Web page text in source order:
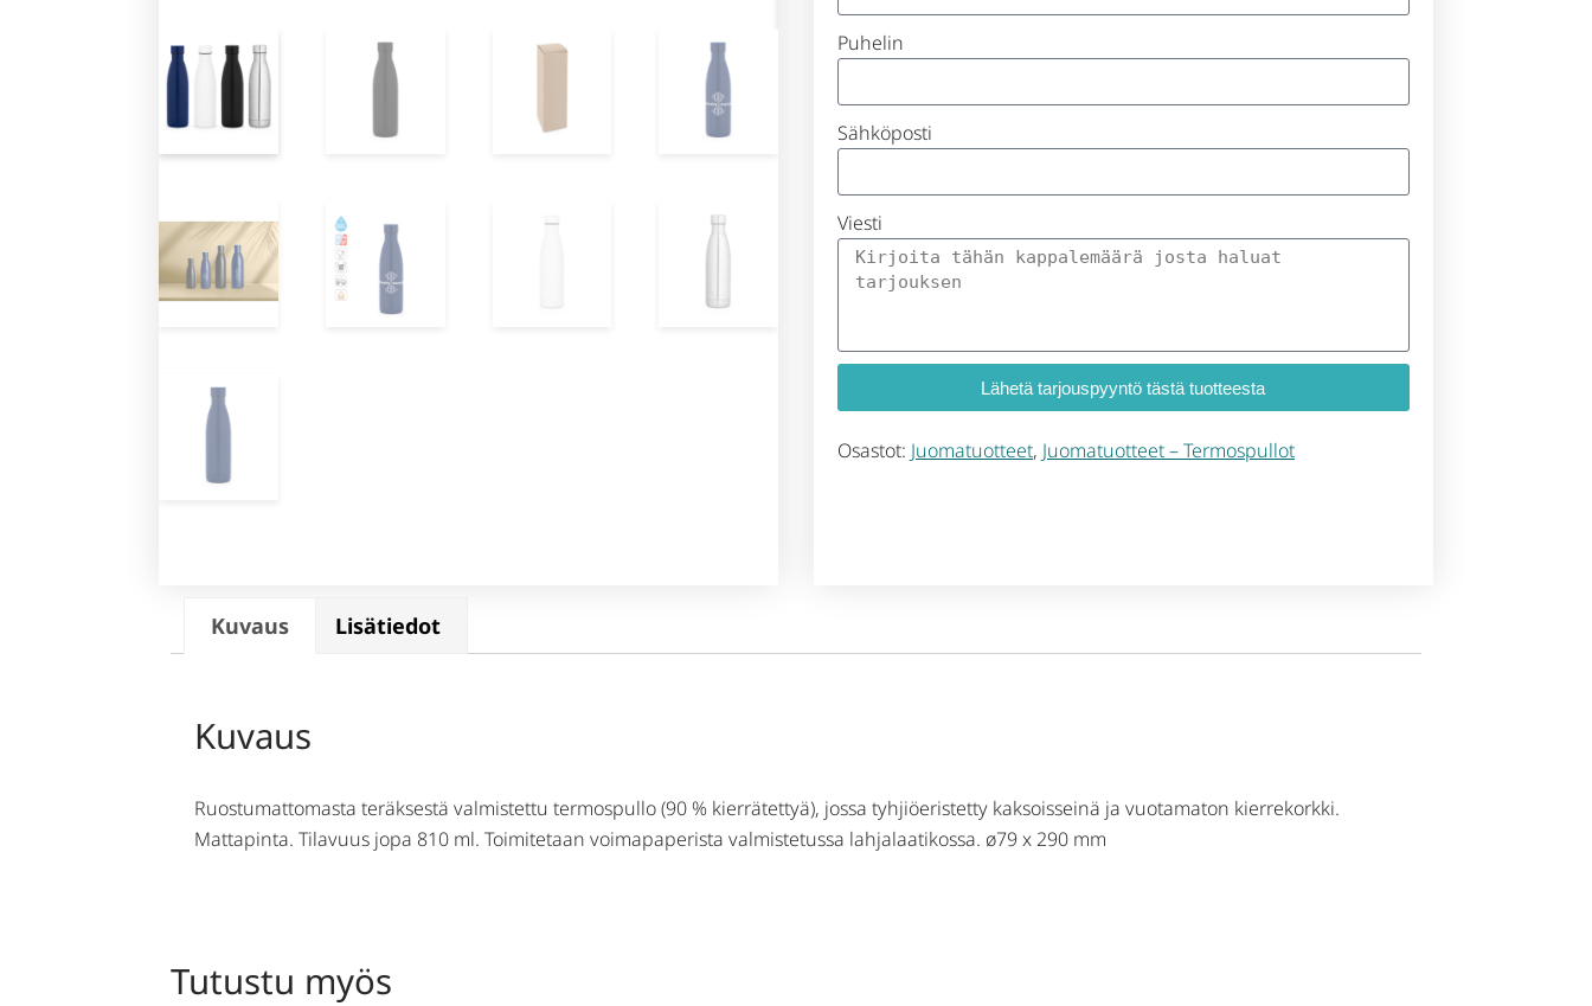
Puhelin
Sähköposti
Viesti
Lähetä tarjouspyyntö tästä tuotteesta
Osastot: Juomatuotteet, Juomatuotteet – Termospullot
Kuvaus Lisätiedot
Kuvaus
Ruostumattomasta teräksestä valmistettu termospullo (90 % kierrätettyä), jossa tyhjiöeristetty kaksoisseinä ja vuotamaton kierrekorkki.
Mattapinta. Tilavuus jopa 810 ml. Toimitetaan voimapaperista valmistetussa lahjalaatikossa. ø79 x 290 mm
Tutustu myös